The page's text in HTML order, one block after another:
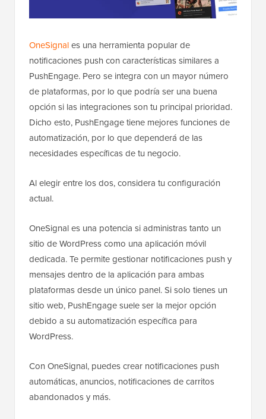
OneSignales una herramienta popular de
notificaciones push con características similares a
PushEngage. Pero se integra con un mayor número
de plataformas, por lo que podría ser una buena
opción si las integraciones son tu principal prioridad.
Dicho esto, PushEngage tiene mejores funciones de
automatización, por lo que dependerá de las
necesidades específicas de tu negocio.
Al elegir entre los dos, considera tu configuración
actual.
OneSignal es una potencia si administras tanto un
sitio de WordPress como una aplicación móvil
dedicada. Te permite gestionar notificaciones push y
mensajes dentro de la aplicación para ambas
plataformas desde un único panel. Si solo tienes un
sitio web, PushEngage suele ser la mejor opción
debido a su automatización específica para
WordPress.
Con OneSignal, puedes crear notificaciones push
automáticas, anuncios, notificaciones de carritos
abandonados y más.